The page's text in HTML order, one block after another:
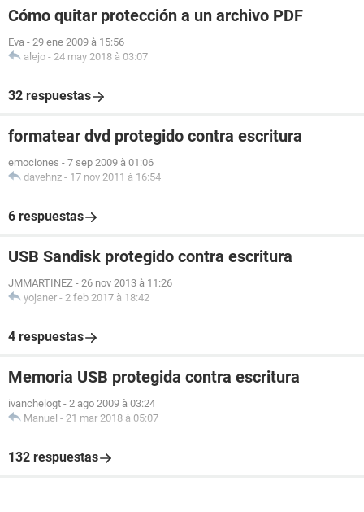
Cómo quitar protección a un archivo PDF
Eva - 29 ene 2009 à 15:56
alejo - 24 may 2018 à 03:07
32 respuestas
formatear dvd protegido contra escritura
emociones - 7 sep 2009 à 01:06
davehnz - 17 nov 2011 à 16:54
6 respuestas
USB Sandisk protegido contra escritura
JMMARTINEZ - 26 nov 2013 à 11:26
yojaner - 2 feb 2017 à 18:42
4 respuestas
Memoria USB protegida contra escritura
ivanchelogt - 2 ago 2009 à 03:24
Manuel - 21 mar 2018 à 05:07
132 respuestas